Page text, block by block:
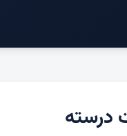
درسته